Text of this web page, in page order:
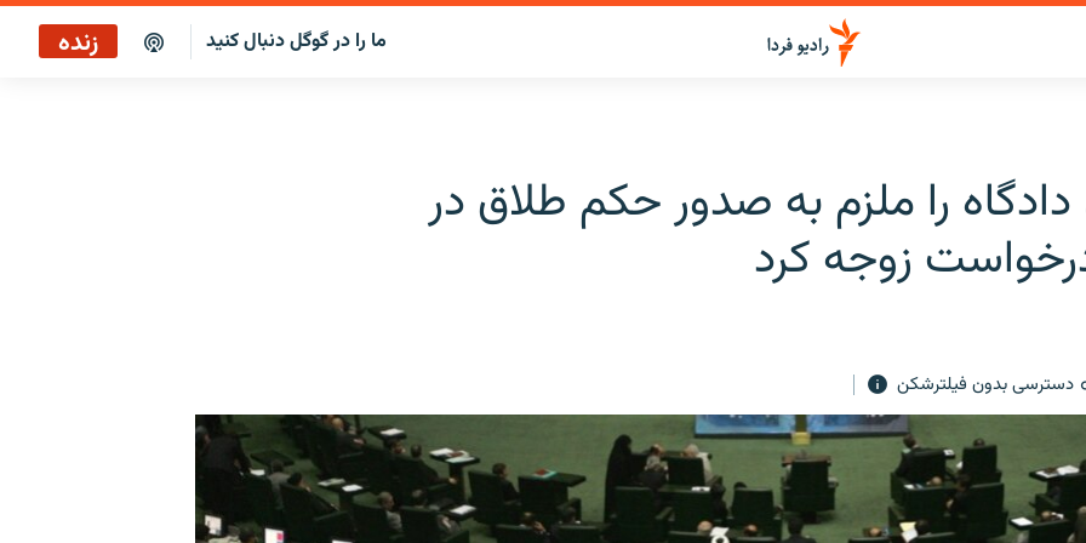
ما را در گوگل دنبال کنید زنده
را ملزم به صدور حکم طلاق در
زوجه کرد
دسترسی بدون فیلترشکن